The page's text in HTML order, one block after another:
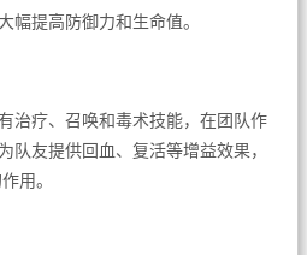
幅提高防御力和生命值。
治疗、召唤和毒术技能，在团队作
队友提供回血、复活等增益效果，
用。